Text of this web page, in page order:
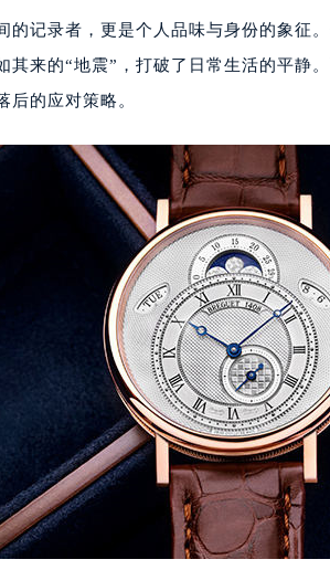
的记录者，更是个人品味与身份的象征
其来的“地震”，打破了日常生活的平静
后的应对策略。